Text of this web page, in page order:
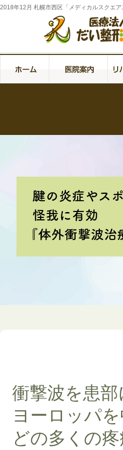
2018年12月 札幌市西区「メディカルスクエ
衝撃波を患
ヨーロッパ
どの多くの